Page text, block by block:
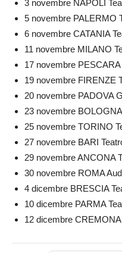
3 novembre NAPOLI
5 novembre PALERMO
6 novembre CATANIA
11 novembre MILANO
17 novembre
19 novembre FIRENZE
20 novembre PADOVA
23 novembre
25 novembre TORINO
27 novembre BARI
29 novembre ANCONA
30 novembre ROMA
4 dicembre BRESCIA
10 dicembre PARMA
12 dicembre